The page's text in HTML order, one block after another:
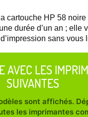
cartouche HP 58 noire
durée d’un an ; elle
sans vous
AVEC LES
SUIVANTES
sont affichés.
les imprimantes